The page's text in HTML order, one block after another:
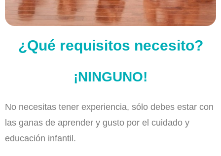
¿Qué requisitos necesito?
¡NINGUNO!
No necesitas tener experiencia, sólo debes estar con
las ganas de aprender y gusto por el cuidado y
educación infantil.